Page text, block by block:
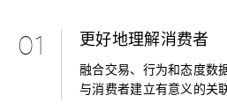
01 更好地理解消费者
融合交易、行为和态度数
与消费者建立有意义的关